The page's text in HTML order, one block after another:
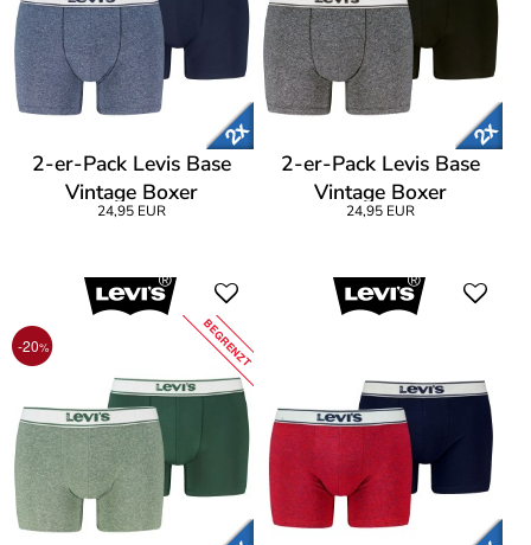
2-er-Pack Levis Base
Vintage Boxer
24,95 EUR
2-er-Pack Levis Base
Vintage Boxer
24,95 EUR
-20% BEGRENZT